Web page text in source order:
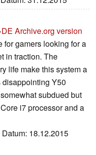
Archive.org version
gamers looking for a
in traction. The
life make this system a
disappointing Y50
subdued but
i7 processor and a
18.12.2015